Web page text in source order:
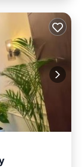
details were
Casablanca -
We solely
If you
describing